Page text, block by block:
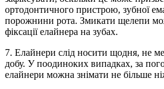
ортодонтичного пристрою, зубної
порожнини рота. Змикати щелепи
фіксації елайнера на зубах.
7. Елайнери слід носити щодня, не
добу. У поодиноких випадках, за
елайнери можна знімати не більше